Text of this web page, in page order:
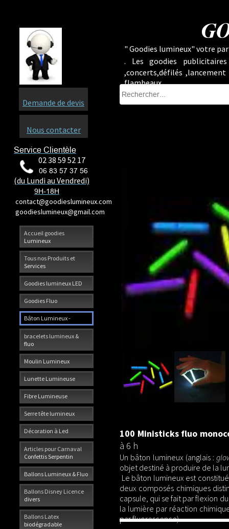
Accueil goodies
Lumineux
Tous nos Produits et
Services
Goodies lumineux LED
Goodies Fluo
Bâton Lumineux -
bracelets lumineux &
fluo
Moulin Lumineux
Lunette Lumineuse
Fibre Lumineuse
Serre tête lumineux
Décoration à Led
Articles pour Carnaval
Confettis Serpentin
Ballons Lumineux & Fluo
Ballons Disney Licence
divers
Ballons Latex
biodégradable
Service Clientèle
02 38 59 52 17
06 83 57 37 56
(du Lundi au Vendredi)
9H-18H
contact@goodieslumineux.com
goodieslumineux@gmail.com
Demande de devis
Nous contacter
" Goodies lumineux" votre
. Les goodies
,concerts,défilés
flambeaux ...
100 Ministicks fluo
à 6 h
Un bâton lumineux (anglais :
objet destiné à produire de la
Le bâton lumineux est
deux composés chimiques
capsule, qui se fait par flexion
la lumière par réaction
par fluorescence).